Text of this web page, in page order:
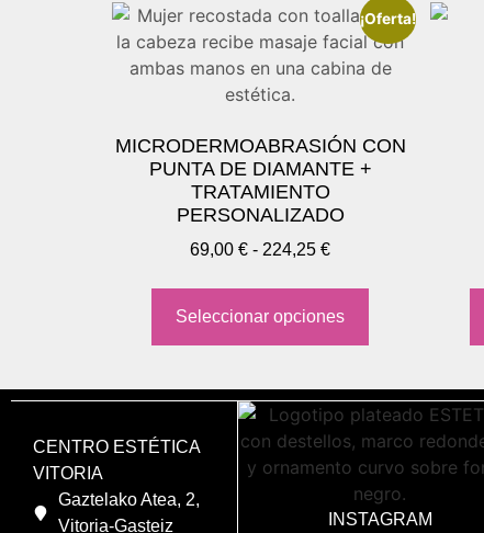
¡Oferta!
MICRODERMOABRASIÓN CON
PUNTA DE DIAMANTE +
TRATAMIENTO
PERSONALIZADO
69,00 € - 224,25 €
Seleccionar opciones
CENTRO ESTÉTICA
VITORIA
Gaztelako Atea, 2,
Vitoria-Gasteiz
INSTAGRAM